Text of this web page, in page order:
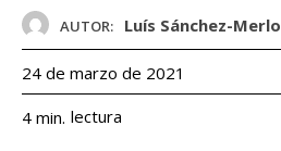
AUTOR: Luís Sánchez-Merlo
24 de marzo de 2021
4 min. lectura